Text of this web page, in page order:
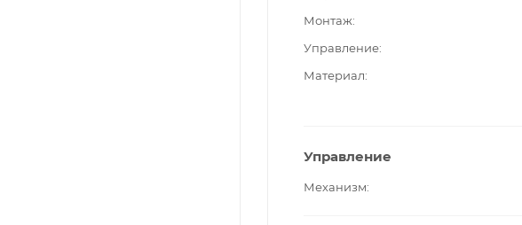
Монтаж
Управление
Материал
Управление
Механизм